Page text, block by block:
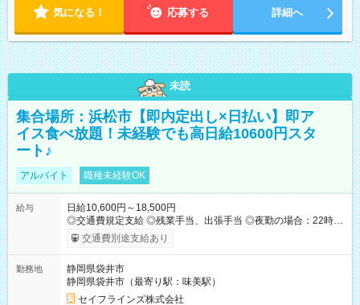
気になる！ 応募する 詳細へ
未読
集合場所：浜松市【即内定出し×日払い】即ア
イス食べ放題！未経験でも高日給10600円スタ
ート♪
アルバイト 職種未経験OK
給与
日給10,600円～18,500円
◎交通費規定支給 ◎残業手当、出張手当 ◎夜勤の場合：22時～
翌5時は割増給与 ◎日払い・週払い可(希望者／条件有) ◎社食あ
ダブルワークも可能です☺ ◎髪色、ピアス、タトゥーOK おしゃ
れも自由に楽しめます！ 【試用期間】試用期間あり 試用期間の
長さ：3ヶ月 雇用形態、給与は本採用時と同じです。
交通費別途支給あり
勤務地
静岡県袋井市
静岡県袋井市（最寄り駅：味美駅）
セイフラインズ株式会社